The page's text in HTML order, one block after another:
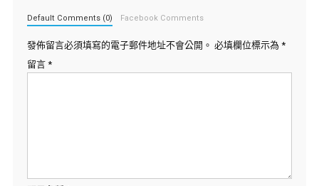
Default Comments (0) Facebook Comments
發佈留言必須填寫的電子郵件地址不會公開。 必填欄位標示為 *
留言 *